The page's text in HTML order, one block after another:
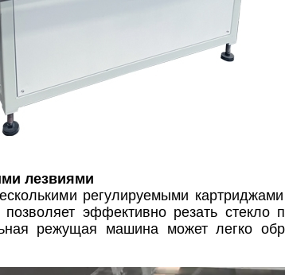
лезвиями
регулируемыми
эффективно резать
режущая машина может легко